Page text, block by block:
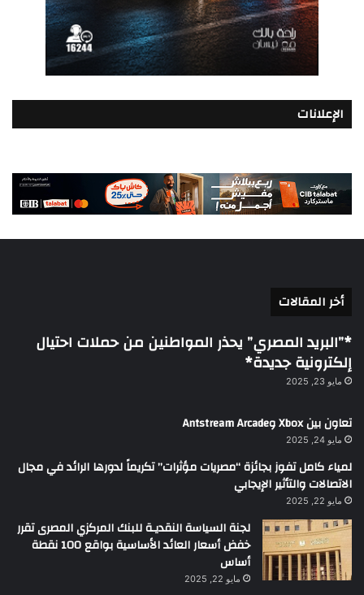
الإعلانات
أخر المقالات
*”البريد المصري” يحذر المواطنين من حملات احتيال
إلكترونية جديدة*
مايو 23, 2025
تعاون بين Xbox وAntstream Arcade
مايو 24, 2025
لمياء كامل تفوز بجائزة “مصريات مؤثرات” تكريماً لدورها الرائد في مجال
الاتصالات والتأثير الإيجابي
مايو 22, 2025
لجنة السياسة النقديـة للبنك المركزي المصرى تقرر
خفض أسعار العائد الأساسية بواقع 100 نقطة
أساس
مايو 22, 2025